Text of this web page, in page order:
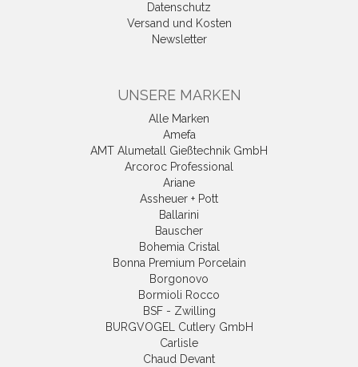
Datenschutz
Versand und Kosten
Newsletter
UNSERE MARKEN
Alle Marken
Amefa
AMT Alumetall Gießtechnik GmbH
Arcoroc Professional
Ariane
Assheuer + Pott
Ballarini
Bauscher
Bohemia Cristal
Bonna Premium Porcelain
Borgonovo
Bormioli Rocco
BSF - Zwilling
BURGVOGEL Cutlery GmbH
Carlisle
Chaud Devant